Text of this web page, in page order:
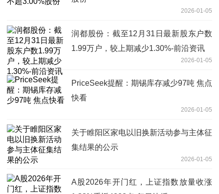
2026-01-05
润都股份：截至12月31日最新股东户数
1.99万户，较上期减少1.30%-前沿资讯
2026-01-05
PriceSeek提醒：期锡库存减少97吨 焦点
快看
2026-01-05
关于睢阳区家电以旧换新活动参与主体征
集结果的公示
2026-01-05
A股2026年开门红，上证指数放量收涨